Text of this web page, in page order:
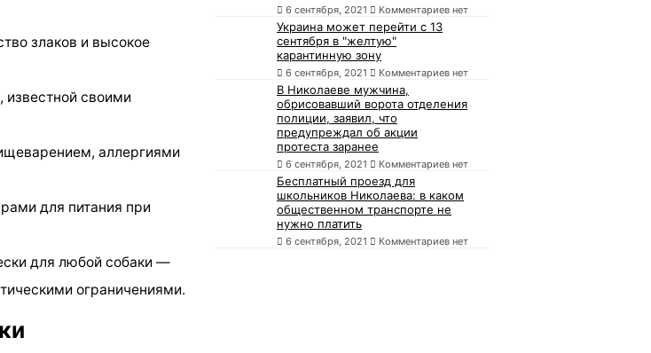
злаков и высокое
своими
аллергиями
для питания при
для любой собаки —
ограничениями.
6 сентября, 2021 Комментариев нет
Украина может перейти с 13
сентября в "желтую"
карантинную зону
6 сентября, 2021 Комментариев нет
В Николаеве мужчина,
обрисовавший ворота отделения
полиции, заявил, что
предупреждал об акции
протеста заранее
6 сентября, 2021 Комментариев нет
Бесплатный проезд для
школьников Николаева: в каком
общественном транспорте не
нужно платить
6 сентября, 2021 Комментариев нет